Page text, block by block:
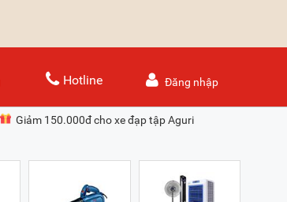
Đăng nhập
Hotline
Giảm 150.000đ cho xe đạp tập Aguri